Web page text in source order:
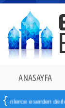
ANASAYFA
derlenmiş tam